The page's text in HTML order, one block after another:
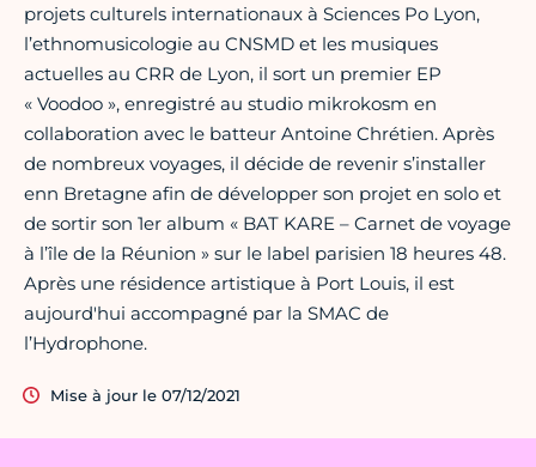
projets culturels internationaux à Sciences Po Lyon,
l’ethnomusicologie au CNSMD et les musiques
actuelles au CRR de Lyon, il sort un premier EP
« Voodoo », enregistré au studio mikrokosm en
collaboration avec le batteur Antoine Chrétien. Après
de nombreux voyages, il décide de revenir s’installer
enn Bretagne afin de développer son projet en solo et
de sortir son 1er album « BAT KARE – Carnet de voyage
à l’île de la Réunion » sur le label parisien 18 heures 48.
Après une résidence artistique à Port Louis, il est
aujourd'hui accompagné par la SMAC de
l’Hydrophone.
Mise à jour le 07/12/2021